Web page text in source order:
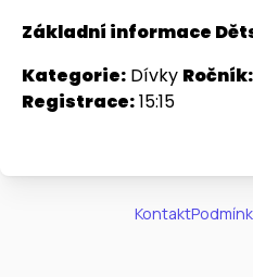
Základní informace
Kategorie: Dívky Ročník:
Registrace:15:15
Kontakt